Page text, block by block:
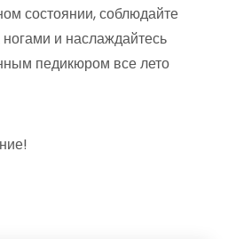
состоянии, соблюдайте
и наслаждайтесь
педикюром все лето